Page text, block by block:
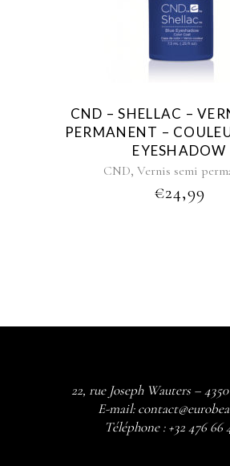
CND – SHELLAC –
PERMANENT –
EYESHADOW
CND, Vernis semi
€24,99
22, rue Joseph Wauters –
E-mail:
Téléphone :+32 476 66